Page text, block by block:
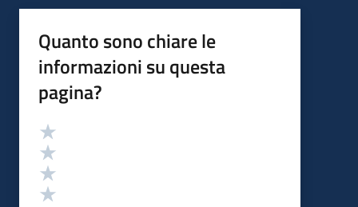
Quanto sono chiare le
informazioni su questa
pagina?
Valutazione